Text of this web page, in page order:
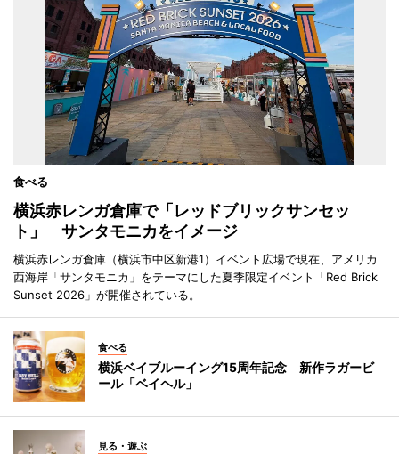
食べる
横浜赤レンガ倉庫で「レッドブリックサンセッ
ト」 サンタモニカをイメージ
横浜赤レンガ倉庫（横浜市中区新港1）イベント広場で現在、アメリカ
西海岸「サンタモニカ」をテーマにした夏季限定イベント「Red Brick
Sunset 2026」が開催されている。
食べる
横浜ベイブルーイング15周年記念 新作ラガービ
ール「ベイヘル」
見る・遊ぶ